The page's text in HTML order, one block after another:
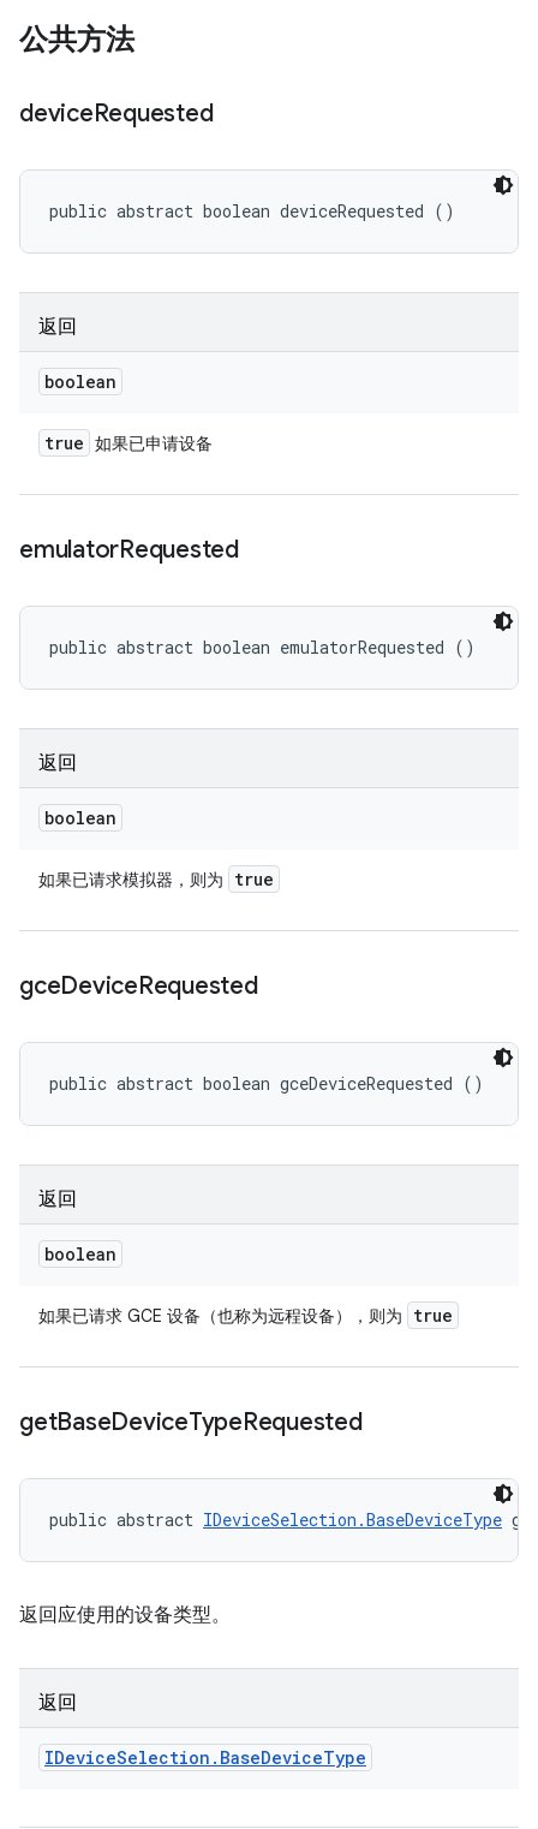
公共方法
deviceRequested
public abstract boolean deviceRequested ()
返回
boolean
true 如果已申请设备
emulatorRequested
public abstract boolean emulatorRequested ()
返回
boolean
如果已请求模拟器，则为 true
gceDeviceRequested
public abstract boolean gceDeviceRequested ()
返回
boolean
如果已请求 GCE 设备（也称为远程设备），则为 true
getBaseDeviceTypeRequested
public abstract IDeviceSelection.BaseDeviceType
返回应使用的设备类型。
返回
IDeviceSelection . BaseDeviceType